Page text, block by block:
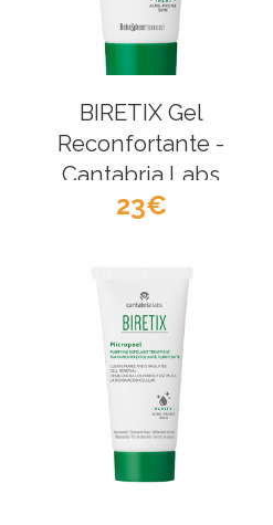
BIRETIX Gel
Reconfortante -
Cantabria Labs
23